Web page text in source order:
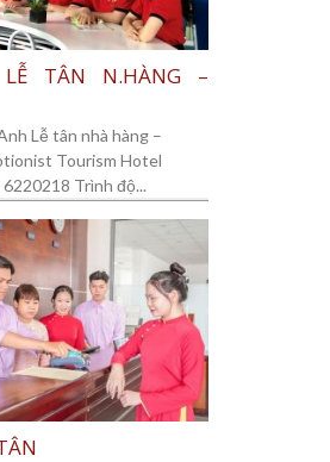
TÂN N.HÀNG –
Lễ tân nhà hàng –
Tourism Hotel
Trình độ...